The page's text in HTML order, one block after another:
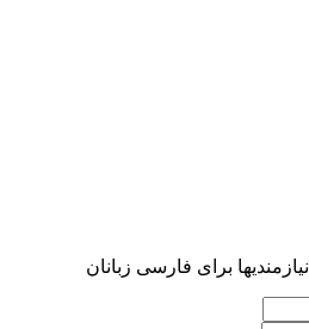
برای فارسی زبانان